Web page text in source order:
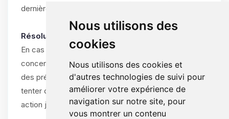
Nous utilisons des
cookies
Nous utilisons des cookies et
d'autres technologies de suivi pour
améliorer votre expérience de
navigation sur notre site, pour
vous montrer un contenu
dernière commande validée prévaut.
Résolution amiable obligatoire :
En cas de différend entre le Client et ByteLogic
concernant l’interprétation, l’exécution ou la résiliation
des présentes CGV/CGU, les parties s’engagent à
tenter de résoudre le litige à l’amiable avant toute
action judiciaire.